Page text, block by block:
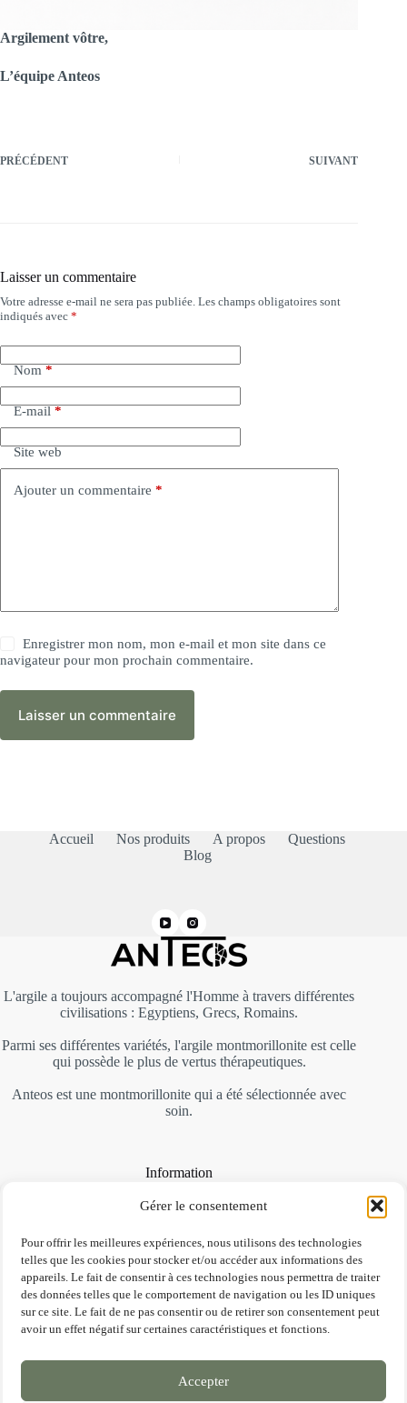
Gérer le consentement
Pour offrir les meilleures expériences, nous utilisons des technologies
telles que les cookies pour stocker et/ou accéder aux informations des
appareils. Le fait de consentir à ces technologies nous permettra de traiter
des données telles que le comportement de navigation ou les ID uniques
sur ce site. Le fait de ne pas consentir ou de retirer son consentement peut
avoir un effet négatif sur certaines caractéristiques et fonctions.
Accepter
Argilement vôtre,
L’équipe Anteos
PRÉCÉDENT SUIVANT
Laisser un commentaire
Votre adresse e-mail ne sera pas publiée. Les champs obligatoires sont
indiqués avec *
Nom *
E-mail *
Site web
Ajouter un commentaire *
Enregistrer mon nom, mon e-mail et mon site dans ce
navigateur pour mon prochain commentaire.
Laisser un commentaire
Accueil Nos produits A propos
Questions
Blog
L'argile a toujours accompagné l'Homme à travers différentes
civilisations : Egyptiens, Grecs, Romains.
Parmi ses différentes variétés, l'argile montmorillonite est celle
qui possède le plus de vertus thérapeutiques.
Anteos est une montmorillonite qui a été sélectionnée avec
soin.
Information
A propos
Conditions de ventes
Mentions légales et RGPD
FAQ
Contact
Une question, le besoin d'être guidé ?
Contactez nous !